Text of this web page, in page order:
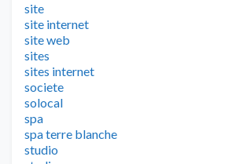
site
site internet
site web
sites
sites internet
societe
solocal
spa
spa terre blanche
studio